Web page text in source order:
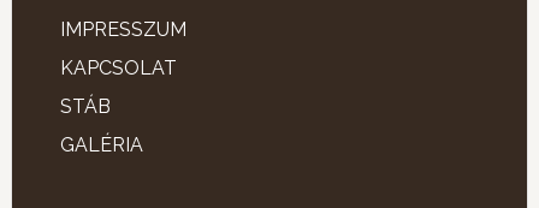
IMPRESSZUM
KAPCSOLAT
STÁB
GALÉRIA